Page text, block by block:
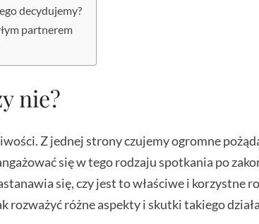
decydujemy?
partnerem
nie?
Z jednej strony czujemy ogromne
się w tego rodzaju spotkania po
się, czy jest to właściwe i korzystne
różne aspekty i skutki takiego